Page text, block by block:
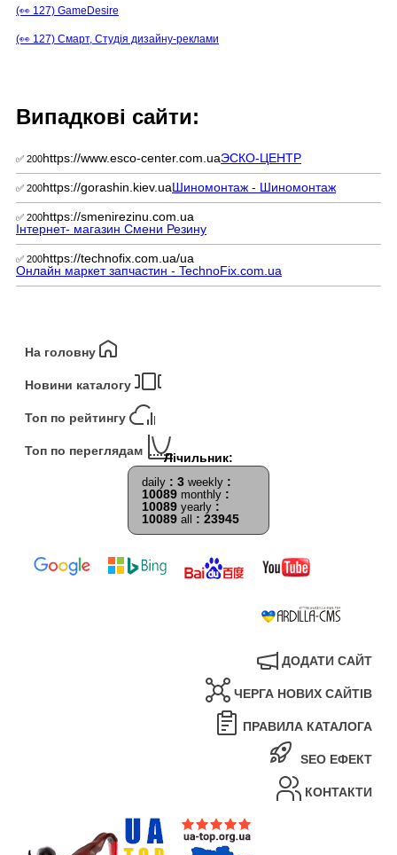
(👀 127) GameDesire
(👀 127) Смарт, Студія дизайну-реклами
Випадкові сайти:
✅ 200https://www.esco-center.com.uaЭСКО-ЦЕНТР
✅ 200https://gorashin.kiev.uaШиномонтаж - Шиномонтаж
✅ 200https://smenirezinu.com.ua
Інтернет- магазин Смени Резину
✅ 200https://technofix.com.ua/ua
Онлайн маркет запчастин - TechnoFix.com.ua
На головну
Новини каталогу
Топ по рейтингу
Топ по переглядам
daily : 3 weekly :
10089 monthly :
10089 yearly :
10089 all : 23945
ДОДАТИ САЙТ
ЧЕРГА НОВИХ САЙТІВ
ПРАВИЛА КАТАЛОГА
SEO ЕФЕКТ
КОНТАКТИ